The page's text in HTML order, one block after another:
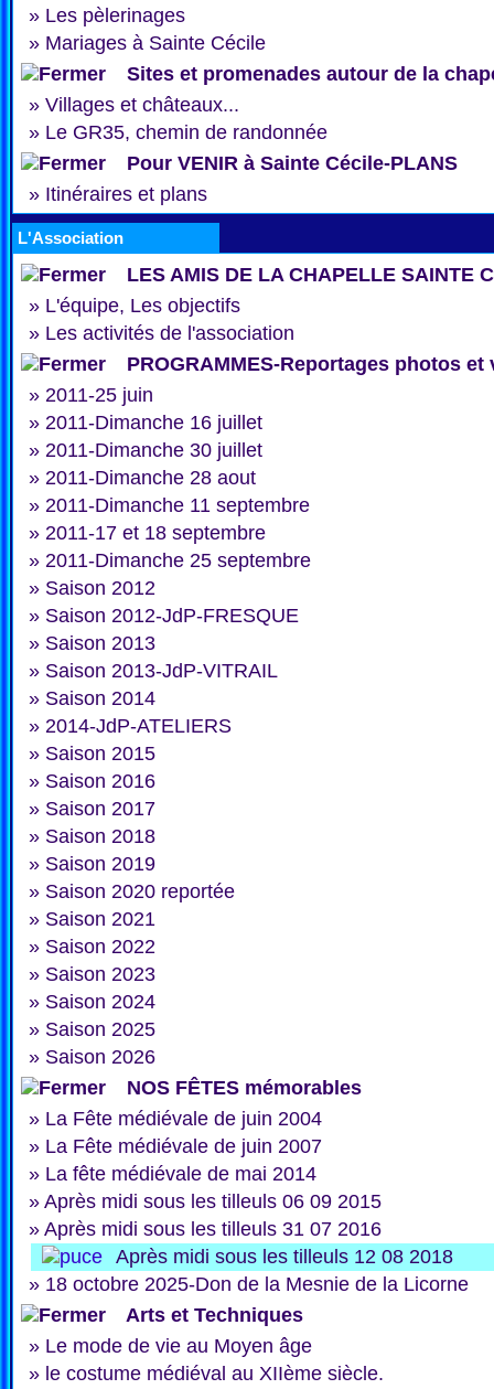
» Les pèlerinages
» Mariages à Sainte Cécile
Sites et promenades autour de la
» Villages et châteaux...
» Le GR35, chemin de randonnée
Pour VENIR à Sainte Cécile-PLANS
» Itinéraires et plans
L'Association
LES AMIS DE LA CHAPELLE SAINTE
» L'équipe, Les objectifs
» Les activités de l'association
PROGRAMMES-Reportages photos et
» 2011-25 juin
» 2011-Dimanche 16 juillet
» 2011-Dimanche 30 juillet
» 2011-Dimanche 28 aout
» 2011-Dimanche 11 septembre
» 2011-17 et 18 septembre
» 2011-Dimanche 25 septembre
» Saison 2012
» Saison 2012-JdP-FRESQUE
» Saison 2013
» Saison 2013-JdP-VITRAIL
» Saison 2014
» 2014-JdP-ATELIERS
» Saison 2015
» Saison 2016
» Saison 2017
» Saison 2018
» Saison 2019
» Saison 2020 reportée
» Saison 2021
» Saison 2022
» Saison 2023
» Saison 2024
» Saison 2025
» Saison 2026
NOS FÊTES mémorables
» La Fête médiévale de juin 2004
» La Fête médiévale de juin 2007
» La fête médiévale de mai 2014
» Après midi sous les tilleuls 06 09 2015
» Après midi sous les tilleuls 31 07 2016
Après midi sous les tilleuls 12 08 2018
» 18 octobre 2025-Don de la Mesnie de la Licorne
Arts et Techniques
» Le mode de vie au Moyen âge
» le costume médiéval au XIIème siècle.